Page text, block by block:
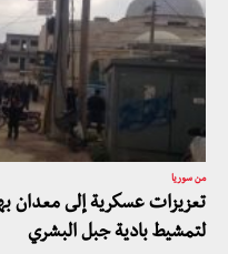
من سوريا
تعزيزات عسكرية إلى معدان
لتمشيط بادية جبل البشري